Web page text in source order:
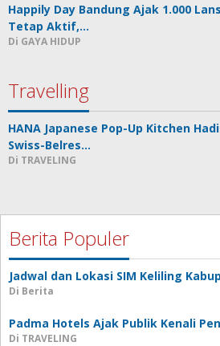
Happily Day Bandung Ajak 1.000
Tetap Aktif,…
Di GAYA HIDUP
Travelling
HANA Japanese Pop-Up Kitchen
Swiss-Belres…
Di TRAVELING
Berita Populer
Jadwal dan Lokasi SIM Keliling
Di Berita
Padma Hotels Ajak Publik Kenali
Di TRAVELING